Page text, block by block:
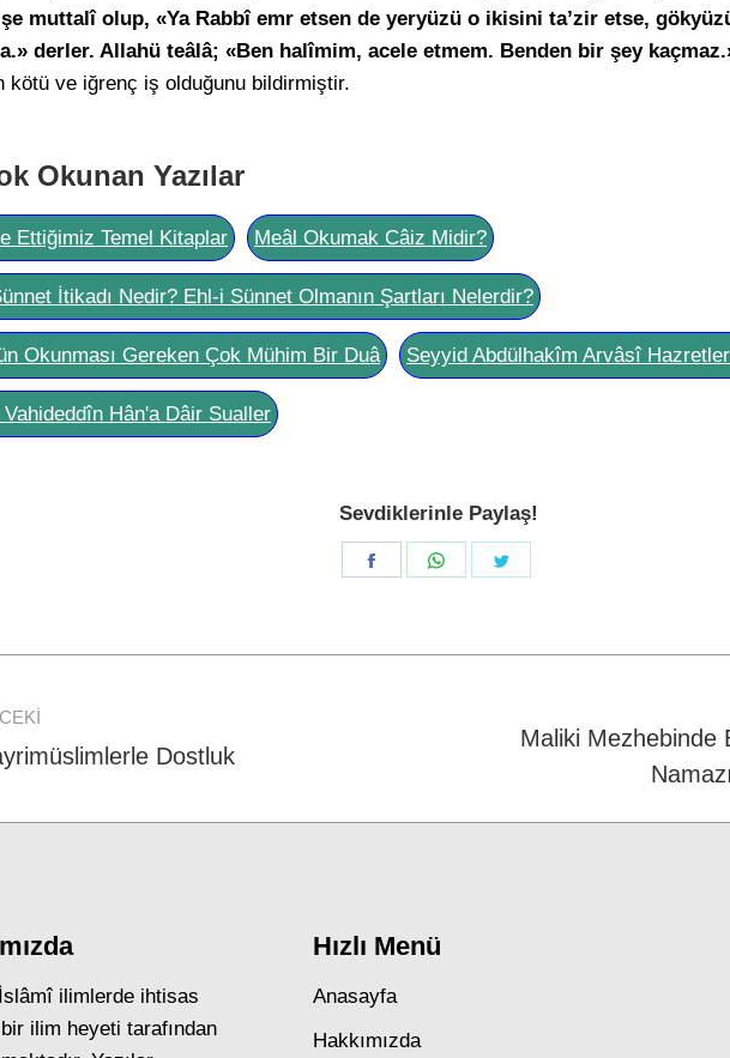
muttalî olup, «Ya Rabbî emr etsen de yeryüzü o ikisini ta’zir etse,
derler. Allahü teâlâ; «Ben halîmim, acele etmem. Benden bir şey
kötü ve iğrenç iş olduğunu bildirmiştir.
Okunan Yazılar
Ettiğimiz Temel Kitaplar Meâl Okumak Câiz Midir?
İtikadı Nedir? Ehl-i Sünnet Olmanın Şartları Nelerdir?
Okunması Gereken Çok Mühim Bir Duâ Seyyid Abdülhakîm Arvâsî
Vahideddîn Hân'a Dâir Sualler
Sevdiklerinle Paylaş!
Share
Share
Dostluk
Maliki Mezhebinde
ilimlerde ihtisas
ilim heyeti tarafından
Hızlı Menü
Anasayfa
Hakkımızda